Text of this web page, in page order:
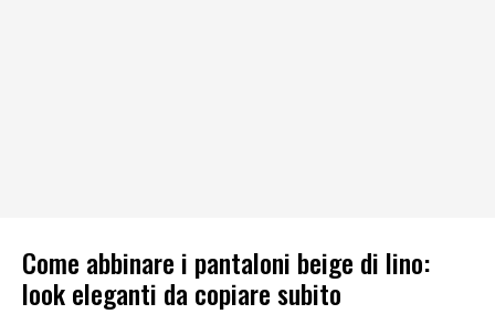
Come abbinare i pantaloni beige di lino:
look eleganti da copiare subito